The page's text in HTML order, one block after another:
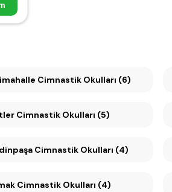
Cimnastik Okulları (6)
Cimnastik Okulları (5)
Cimnastik Okulları (4)
Cimnastik Okulları (4)